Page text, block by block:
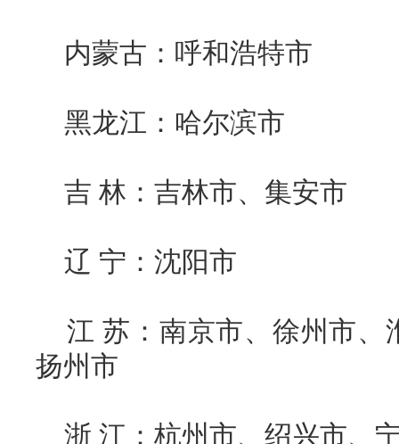
内蒙古：呼和浩特市
黑龙江：哈尔滨市
吉 林：吉林市、集安市
辽 宁：沈阳市
江 苏：南京市、徐州市、
扬州市
浙 江：杭州市、绍兴市、